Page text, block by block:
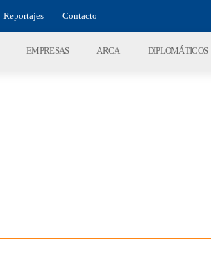
Reportajes Contacto
EMPRESAS ARCA DIPLOMÁTICOS